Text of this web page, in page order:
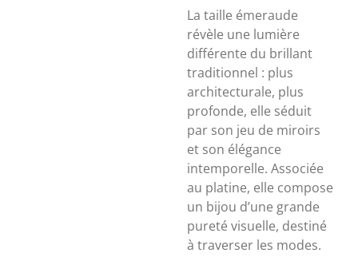
La taille émeraude
révèle une lumière
différente du brillant
traditionnel : plus
architecturale, plus
profonde, elle séduit
par son jeu de miroirs
et son élégance
intemporelle. Associée
au platine, elle compose
un bijou d’une grande
pureté visuelle, destiné
à traverser les modes.